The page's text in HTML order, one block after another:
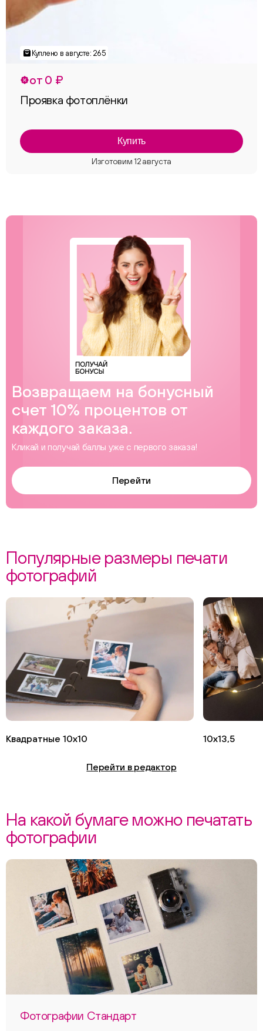
от 0 ₽
Проявка фотоплёнки
Купить
Возвращаем на бонусный
счет 10% процентов от
каждого заказа.
Кликай и получай баллы уже с первого заказа!
Перейти
Популярные размеры печати
фотографий
Квадратные 10х10 10х13,5
Перейти в редактор
На какой бумаге можно печатать
фотографии
Фотографии Стандарт